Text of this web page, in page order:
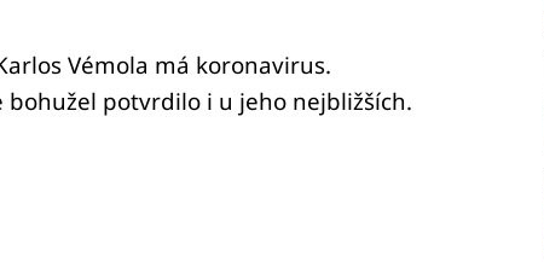
Vémola má koronavirus.
bohužel potvrdilo i u jeho nejbližších.